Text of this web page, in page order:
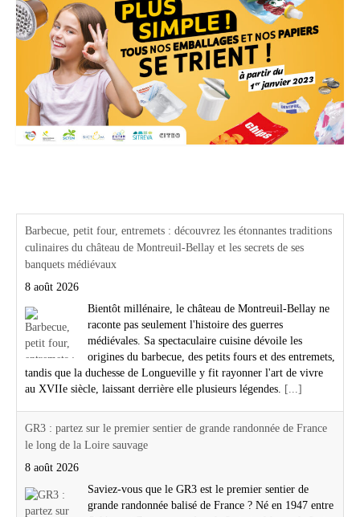
Barbecue, petit four, entremets : découvrez les étonnantes traditions
culinaires du château de Montreuil-Bellay et les secrets de ses
banquets médiévaux
8 août 2026
Bientôt millénaire, le château de Montreuil-Bellay ne
raconte pas seulement l'histoire des guerres
médiévales. Sa spectaculaire cuisine dévoile les
origines du barbecue, des petits fours et des entremets,
tandis que la duchesse de Longueville y fit rayonner l'art de vivre
au XVIIe siècle, laissant derrière elle plusieurs légendes. [...]
GR3 : partez sur le premier sentier de grande randonnée de France
le long de la Loire sauvage
8 août 2026
Saviez-vous que le GR3 est le premier sentier de
grande randonnée balisé de France ? Né en 1947 entre